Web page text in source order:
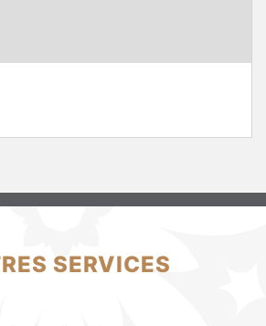
SERVICES